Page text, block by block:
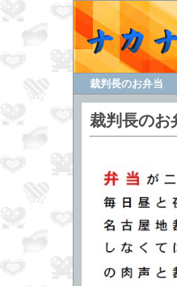
裁判長のお弁当
裁判長のお